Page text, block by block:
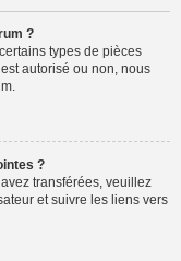
?
types de pièces
autorisé ou non, nous
?
transférées, veuillez
et suivre les liens vers